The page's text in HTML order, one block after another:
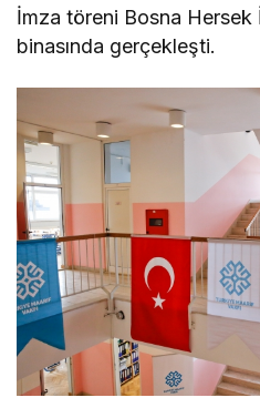
İmza töreni Bosna Hersek
binasında gerçekleşti.